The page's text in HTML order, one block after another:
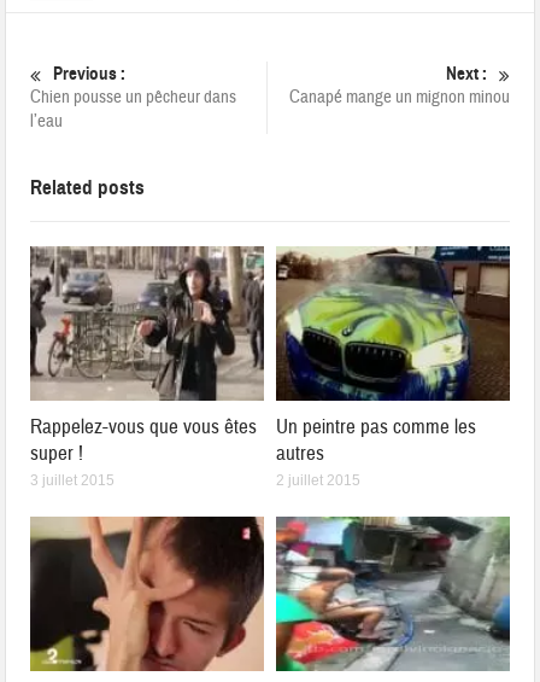
Previous :
Chien pousse un pêcheur dans
l’eau
Next :
Canapé mange un mignon minou
Related posts
Rappelez-vous que vous êtes
super !
3 juillet 2015
Un peintre pas comme les
autres
2 juillet 2015